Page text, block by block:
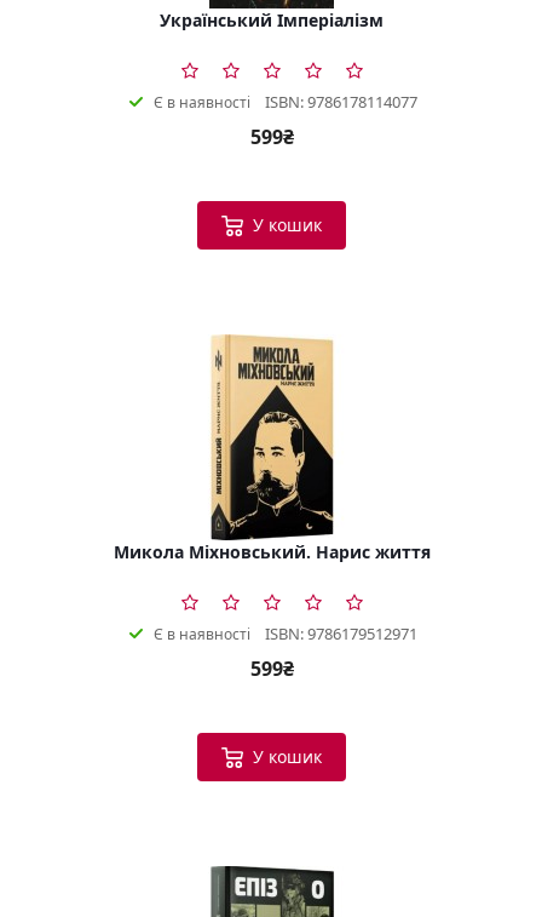
Український Імперіалізм
Є в наявності ISBN: 9786178114077
599₴
У кошик
Микола Міхновський. Нарис життя
Є в наявності ISBN: 9786179512971
599₴
У кошик